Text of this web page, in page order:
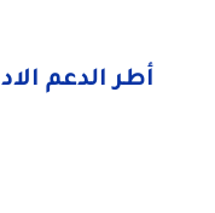
أطر الدعم